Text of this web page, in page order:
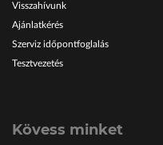
Visszahívunk
Ajánlatkérés
Szerviz időpontfoglalás
Tesztvezetés
Kövess minket